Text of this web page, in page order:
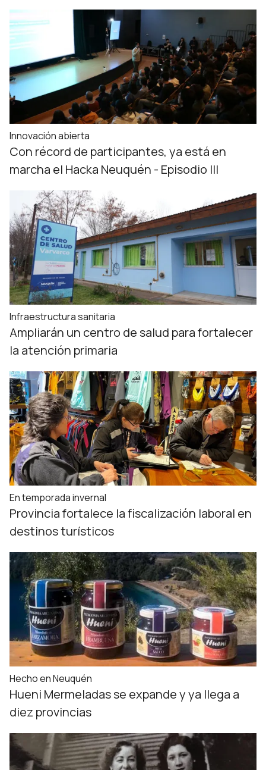
Innovación abierta
Con récord de participantes, ya está en
marcha el Hacka Neuquén - Episodio III
Infraestructura sanitaria
Ampliarán un centro de salud para fortalecer
la atención primaria
En temporada invernal
Provincia fortalece la fiscalización laboral en
destinos turísticos
Hecho en Neuquén
Hueni Mermeladas se expande y ya llega a
diez provincias